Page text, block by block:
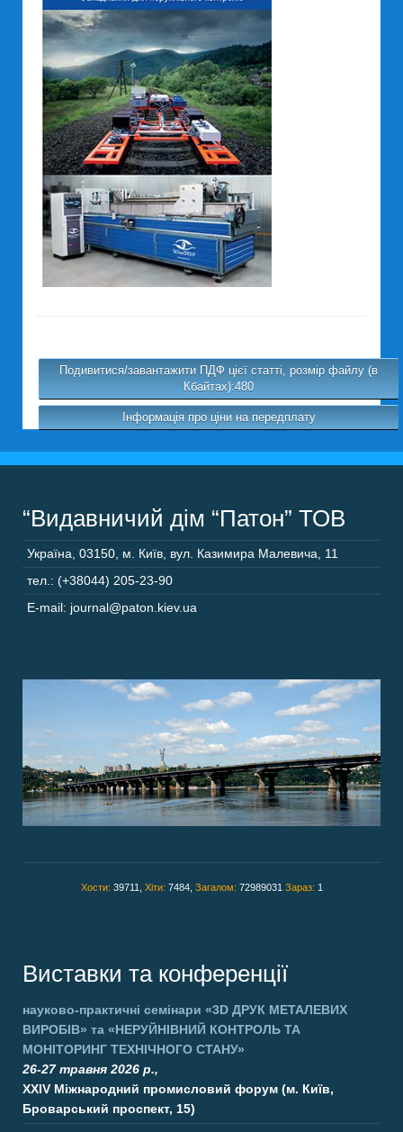
Подивитися/завантажити ПДФ цієї статті, розмір файлу (в
Кбайтах):480
Інформація про ціни на передплату
“Видавничий дім “Патон” ТОВ
Україна 03150 м. Київ, вул. Казимира Малевича, 11
тел.: (+38044) 205-23-90
E-mail: journal@paton.kiev.ua
Хости: 39711, Хіти: 7484, Загалом: 72989031 Зараз: 1
Виставки та конференції
науково-практичні семінари «3D ДРУК МЕТАЛЕВИХ
ВИРОБІВ» та «НЕРУЙНІВНИЙ КОНТРОЛЬ ТА
МОНІТОРИНГ ТЕХНІЧНОГО СТАНУ»
26-27 травня 2026 р.,
XXIV Міжнародний промисловий форум (м. Київ,
Броварський проспект, 15)